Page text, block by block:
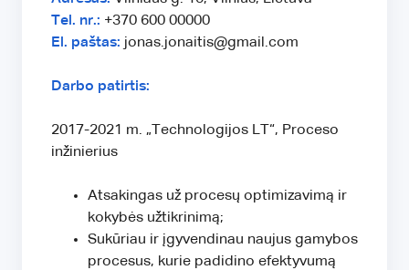
Tel. nr.: +370 600 00000
El. paštas: jonas.jonaitis@gmail.com
Darbo patirtis:
2017-2021 m. „Technologijos LT“, Proceso
inžinierius
Atsakingas už procesų optimizavimą ir
kokybės užtikrinimą;
Sukūriau ir įgyvendinau naujus gamybos
procesus, kurie padidino efektyvumą